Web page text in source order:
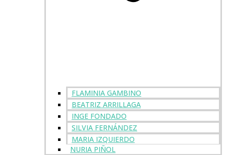
FLAMINIA GAMBINO
BEATRIZ ARRILLAGA
INGE FONDADO
SILVIA FERNÁNDEZ
MARIA IZQUIERDO
NURIA PIÑOL